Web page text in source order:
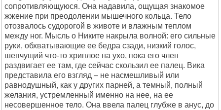
сопротивляющуюся. Она надавила, ощущая знакомое
жжение при преодолении мышечного кольца. Тело
отозвалось судорогой в животе и влажным теплом
между ног. Мысль о Никите накрыла волной: его сильные
руки, обхватывающие ее бедра сзади, низкий голос,
шепчущий что-то хриплое на ухо, пока его член
раздвигает ее там, где сейчас скользил ее палец. Вика
представила его взгляд – не насмешливый или
равнодушный, как у других парней, а темный, полный
желания, устремленный именно на нее, на ее
несовершенное тело. Она ввела палец глубже в анус, до